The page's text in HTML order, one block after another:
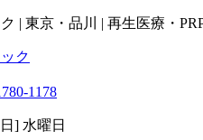
| 東京・品川 | 再生医療・
1178
] 水曜日